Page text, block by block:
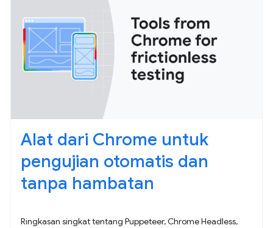
Alat dari Chrome untuk
pengujian otomatis dan
tanpa hambatan
Ringkasan singkat tentang Puppeteer, Chrome Headless,